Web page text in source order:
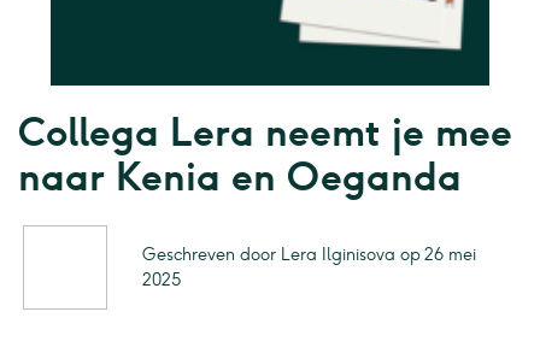
Collega Lera neemt je mee
naar Kenia en Oeganda
Geschreven door Lera Ilginisova op 26 mei
2025